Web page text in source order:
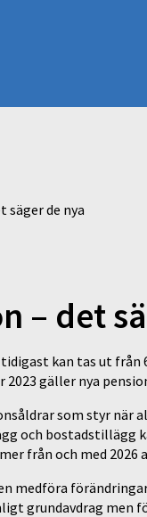
säger de nya
– det
kan tas ut
gäller nya
som styr
och bostadstillägg
från och med
medföra
grundavdrag